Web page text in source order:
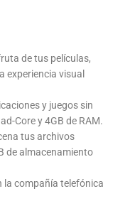
de tus películas,
experiencia visual
y juegos sin
Core y 4GB de RAM.
tus archivos
de almacenamiento
la compañía telefónica